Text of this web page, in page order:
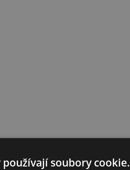
soubory cookie.